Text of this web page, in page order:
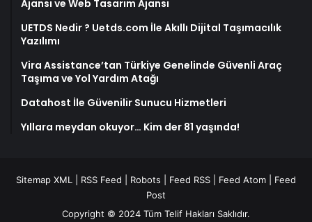
Ajansı ve Web Tasarım Ajansı
UETDS Nedir ? Uetds.com İle Akıllı Dijital Taşımacılık
Yazılımı
Vira Assistance’tan Türkiye Genelinde Güvenli Araç
Taşıma ve Yol Yardım Atağı
Datahost İle Güvenilir Sunucu Hizmetleri
Yıllara meydan okuyor… Kim der 81 yaşında!
Sitemap XML RSS Feed Robots Feed RSS Feed Atom
Feed
Post
Copyright © 2024 Tüm Telif Hakları Saklıdır.